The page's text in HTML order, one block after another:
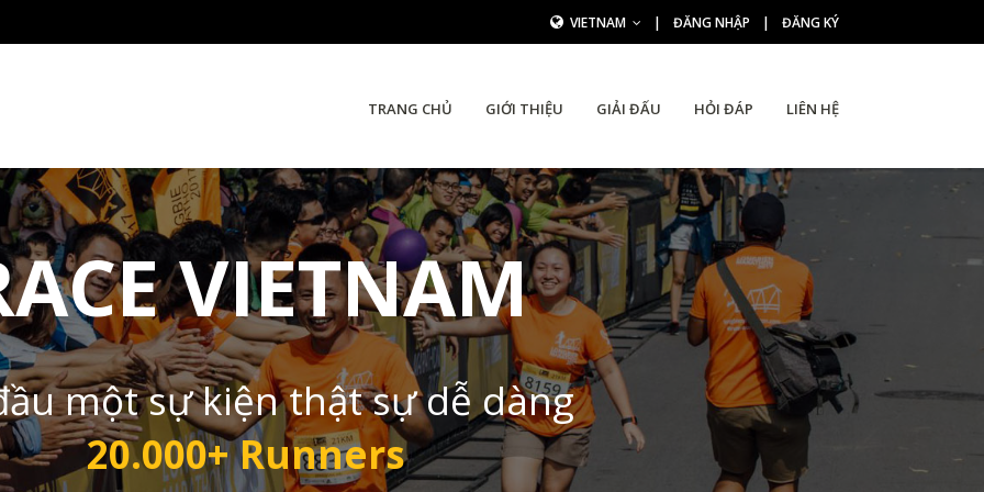
VIETNAM | ĐĂNG NHẬP | ĐĂNG KÝ
TRANG CHỦ GIỚI THIỆU GIẢI ĐẤU HỎI ĐÁP LIÊN HỆ
VIETNAM
một sự kiện thật sự dễ dàng
20.000+ Runners